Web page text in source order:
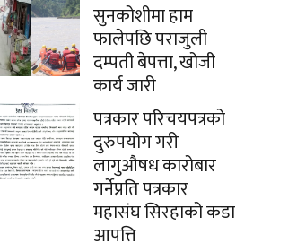
सुनकोशीमा हाम
फालेपछि पराजुली
दम्पती बेपत्ता, खोजी
कार्य जारी
पत्रकार परिचयपत्रको
दुरुपयोग गरी
लागुऔषध कारोबार
गर्नेप्रति पत्रकार
महासंघ सिरहाको कडा
आपत्ति